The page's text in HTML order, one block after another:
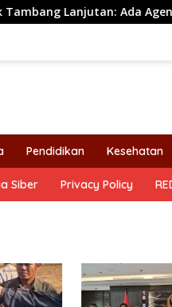
Lanjutan: Ada Agenda
Pendidikan Kesehatan
Siber Privacy Policy